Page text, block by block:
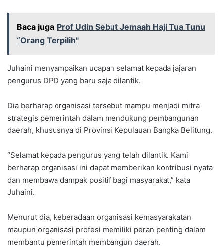
Baca juga Prof Udin Sebut Jemaah Haji Tua Tunu
“Orang Terpilih"
Juhaini menyampaikan ucapan selamat kepada jajaran
pengurus DPD yang baru saja dilantik.
Dia berharap organisasi tersebut mampu menjadi mitra
strategis pemerintah dalam mendukung pembangunan
daerah, khususnya di Provinsi Kepulauan Bangka Belitung.
“Selamat kepada pengurus yang telah dilantik. Kami
berharap organisasi ini dapat memberikan kontribusi nyata
dan membawa dampak positif bagi masyarakat,” kata
Juhaini.
Menurut dia, keberadaan organisasi kemasyarakatan
maupun organisasi profesi memiliki peran penting dalam
membantu pemerintah membangun daerah.